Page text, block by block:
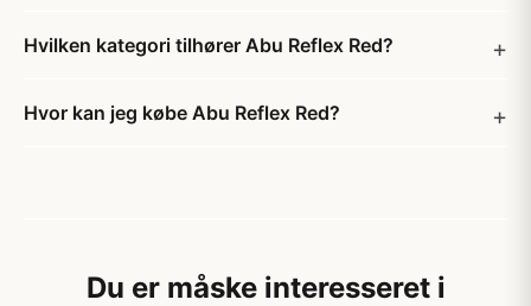
Hvilken kategori tilhører Abu Reflex Red?
Hvor kan jeg købe Abu Reflex Red?
Du er måske interesseret i